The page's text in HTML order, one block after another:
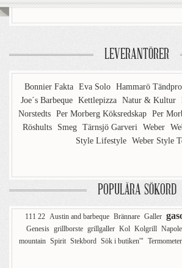
LEVERANTÖRER
Bonnier Fakta Eva Solo Hammarö
Joe´s Barbeque Kettlepizza Natur & Kultur
Norstedts Per Morberg Köksredskap Per
Röshults
Smeg Tärnsjö Garveri Weber
Style Lifestyle Weber Style
POPULÄRA SÖKORD
111 22 Austin and barbeque Brännare Galler
Genesis grillborste grillgaller Kol Kolgrill
mountain Spirit Stekbord Sök i butiken'" Termometer